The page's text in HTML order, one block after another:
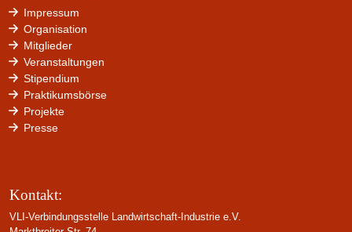
Impressum
Organisation
Mitglieder
Veranstaltungen
Stipendium
Praktikumsbörse
Projekte
Presse
Kontakt:
VLI-Verbindungsstelle Landwirtschaft-Industrie e.V.